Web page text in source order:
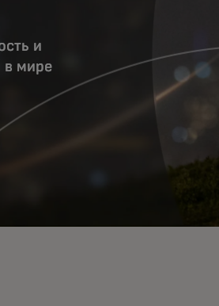
и
в мире